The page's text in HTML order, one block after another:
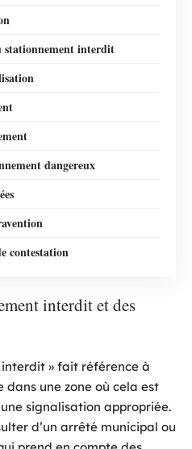
stationnement interdit
dangereux
contestation
interdit et des
» fait référence à
dans une zone où cela est
signalisation appropriée.
d’un arrêté municipal ou